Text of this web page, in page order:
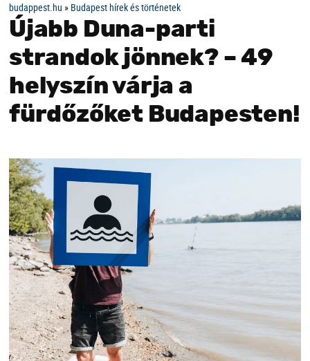
budappest.hu » Budapest hírek és történetek
Újabb Duna-parti
strandok jönnek? – 49
helyszín várja a
fürdőzőket Budapesten!